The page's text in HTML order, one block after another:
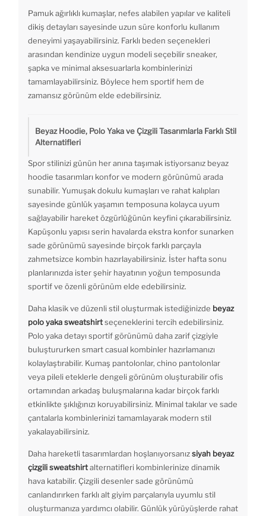
Pamuk ağırlıklı kumaşlar, nefes alabilen yapılar ve kaliteli
dikiş detayları sayesinde uzun süre konforlu kullanım
deneyimi yaşayabilirsiniz. Farklı beden seçenekleri
arasından kendinize uygun modeli seçebilir sneaker,
şapka ve minimal aksesuarlarla kombinlerinizi
tamamlayabilirsiniz. Böylece hem sportif hem de
zamansız görünüm elde edebilirsiniz.
Beyaz Hoodie, Polo Yaka ve Çizgili Tasarımlarla Farklı Stil
Alternatifleri
Spor stilinizi günün her anına taşımak istiyorsanız beyaz
hoodie tasarımları konfor ve modern görünümü arada
sunabilir. Yumuşak dokulu kumaşları ve rahat kalıpları
sayesinde günlük yaşamın temposuna kolayca uyum
sağlayabilir hareket özgürlüğünün keyfini çıkarabilirsiniz.
Kapüşonlu yapısı serin havalarda ekstra konfor sunarken
sade görünümü sayesinde birçok farklı parçayla
zahmetsizce kombin hazırlayabilirsiniz. İster hafta sonu
planlarınızda ister şehir hayatının yoğun temposunda
sportif ve özenli görünüm elde edebilirsiniz.
Daha klasik ve düzenli stil oluşturmak istediğinizde beyaz
polo yaka sweatshirtseçeneklerini tercih edebilirsiniz.
Polo yaka detayı sportif görünümü daha zarif çizgiyle
buluştururken smart casual kombinler hazırlamanızı
kolaylaştırabilir. Kumaş pantolonlar, chino pantolonlar
veya pileli eteklerle dengeli görünüm oluşturabilir ofis
ortamından arkadaş buluşmalarına kadar birçok farklı
etkinlikte şıklığınızı koruyabilirsiniz. Minimal takılar ve sade
çantalarla kombinlerinizi tamamlayarak modern stil
yakalayabilirsiniz.
Daha hareketli tasarımlardan hoşlanıyorsanızsiyah beyaz
çizgili sweatshirtalternatifleri kombinlerinize dinamik
hava katabilir. Çizgili desenler sade görünümü
canlandırırken farklı alt giyim parçalarıyla uyumlu stil
oluşturmanıza yardımcı olabilir. Günlük yürüyüşlerde rahat